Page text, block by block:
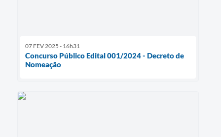
07 FEV 2025 - 16h31
Concurso Público Edital 001/2024 - Decreto de
Nomeação